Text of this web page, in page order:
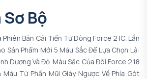
Bộ
Phiên Bản Cải Tiến Từ Dòng Force 2 IC. Lần
Sản Phẩm Mới 5 Màu Sắc Để Lựa Chọn Là:
Dương Và Đỏ. Màu Sắc Của Đôi Force 2.18
Màu Từ Phần Mũi Giày Ngược Về Phía Gót